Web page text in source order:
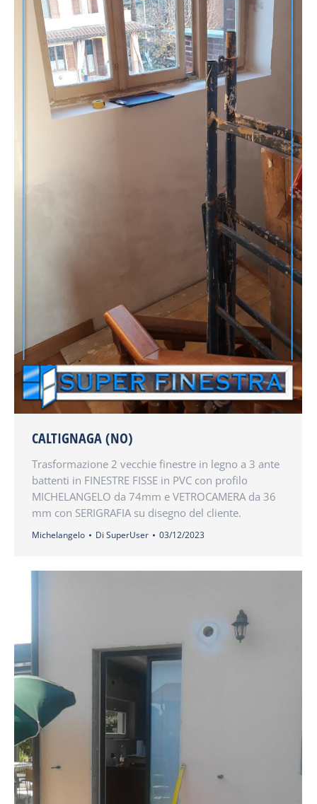
CALTIGNAGA (NO)
Trasformazione 2 vecchie finestre in legno a 3 ante
battenti in FINESTRE FISSE in PVC con profilo
MICHELANGELO da 74mm e VETROCAMERA da 36
mm con SERIGRAFIA su disegno del cliente.
Michelangelo Di SuperUser 03/12/2023